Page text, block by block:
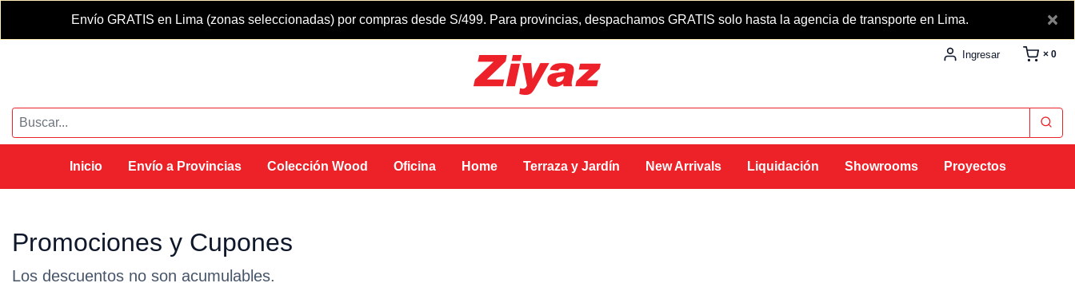
Envío GRATIS en Lima (zonas seleccionadas) por compras desde S/499. Para provincias, despachamos GRATIS solo hasta la agencia de transporte en Lima. ×
Ingresar × 0
Inicio Envío a Provincias Colección Wood Oficina Home Terraza y Jardín New Arrivals Liquidación Showrooms Proyectos
Promociones y Cupones
Los descuentos no son acumulables.